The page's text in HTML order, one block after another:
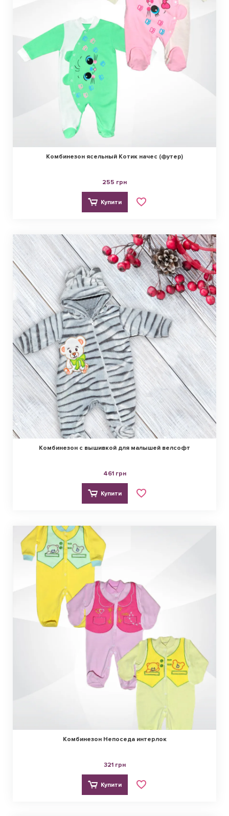
Комбинезон ясельный Котик начес (футер)
255 грн
Купити
Комбинезон с вышивкой для малышей велсофт
461 грн
Купити
Комбинезон Непоседа интерлок
321 грн
Купити